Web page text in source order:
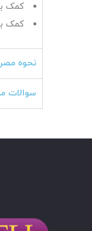
کمک
کمک
نحوه
سوالات